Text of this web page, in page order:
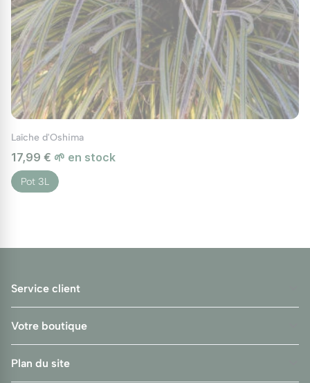
Laîche d'Oshima
17,99 € 🌱 en stock
Pot 3L
Service client
Votre boutique
Plan du site